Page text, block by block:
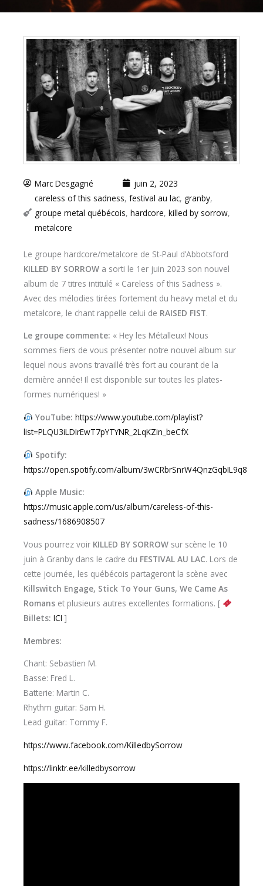
Marc Desgagné
juin 2, 2023
careless of this sadness, festival au lac, granby,
groupe metal québécois, hardcore, killed by sorrow,
metalcore
Le groupe hardcore/metalcore de St-Paul d’Abbotsford
KILLED BY SORROW a sorti le 1er juin 2023 son nouvel
album de 7 titres intitulé « Careless of this Sadness ».
Avec des mélodies tirées fortement du heavy metal et du
metalcore, le chant rappelle celui de RAISED FIST.
Le groupe commente: « Hey les Métalleux! Nous
sommes fiers de vous présenter notre nouvel album sur
lequel nous avons travaillé très fort au courant de la
dernière année! Il est disponible sur toutes les plates-
formes numériques! »
YouTube: https://www.youtube.com/playlist?
list=PLQU3iLDIrEwT7pYTYNR_2LqKZin_beCfX
Spotify:
https://open.spotify.com/album/3wCRbrSnrW4QnzGqbIL9q8
Apple Music:
https://music.apple.com/us/album/careless-of-this-
sadness/1686908507
Vous pourrez voir KILLED BY SORROW sur scène le 10
juin à Granby dans le cadre du FESTIVAL AU LAC. Lors de
cette journée, les québécois partageront la scène avec
Killswitch Engage, Stick To Your Guns, We Came As
Romans et plusieurs autres excellentes formations. [
Billets: ICI ]
Membres:
Chant: Sebastien M.
Basse: Fred L.
Batterie: Martin C.
Rhythm guitar: Sam H.
Lead guitar: Tommy F.
https://www.facebook.com/KilledbySorrow
https://linktr.ee/killedbysorrow